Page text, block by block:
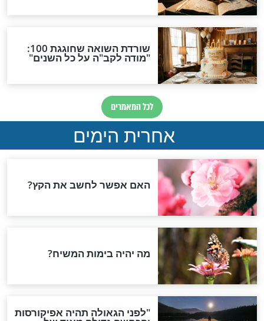
תשפ"ו - זמני
החג, ראש
ראש השנה
תפילה מסוגלת לערב ראש